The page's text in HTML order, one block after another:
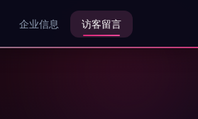
企业信息 访客留言